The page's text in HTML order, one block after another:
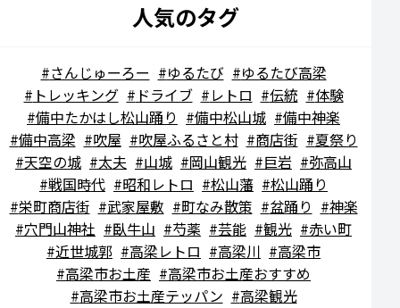
人気のタグ
さんじゅーろー ゆるたび
ゆるたび高梁
トレッキング
ドライブ レトロ 伝統
体験
備中たかはし松山踊り
備中松山城
備中神楽
備中高梁
吹屋 吹屋ふるさと村 商店街
夏祭り
天空の城
太夫 山城 岡山観光 巨岩
弥高山
戦国時代
昭和レトロ 松山藩
松山踊り
栄町商店街
武家屋敷 町なみ散策 盆踊り
神楽
穴門山神社
臥牛山 芍薬 芸能 観光
赤い町
近世城郭
高梁レトロ 高梁川
高梁市
高梁市お土産
高梁市お土産おすすめ
高梁市お土産テッパン
高梁観光